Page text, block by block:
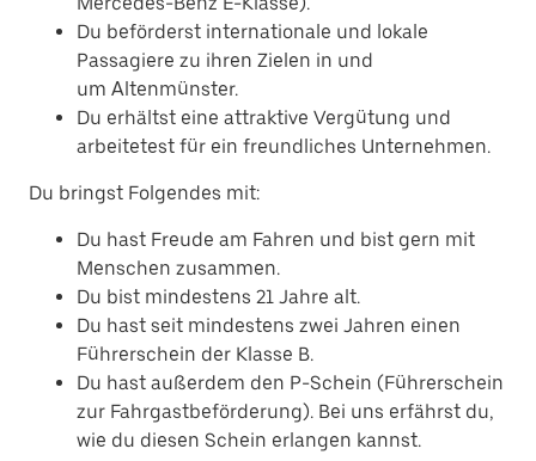
Du beförderst internationale und lokale
Passagiere zu ihren Zielen in und
um Altenmünster.
Du erhältst eine attraktive Vergütung und
arbeitetest für ein freundliches Unternehmen.
Du bringst Folgendes mit:
Du hast Freude am Fahren und bist gern mit
Menschen zusammen.
Du bist mindestens 21 Jahre alt.
Du hast seit mindestens zwei Jahren einen
Führerschein der Klasse B.
Du hast außerdem den P-Schein (Führerschein
zur Fahrgastbeförderung). Bei uns erfährst du,
wie du diesen Schein erlangen kannst.